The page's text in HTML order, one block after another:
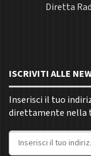
Diretta
ISCRIVITI ALLE
Inserisci il tuo
direttamente nella
Indirizzo email